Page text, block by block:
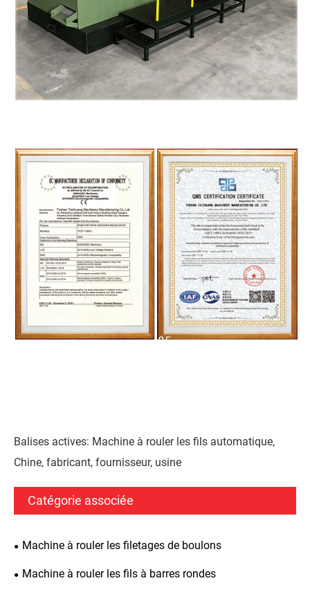
Balises actives: Machine à rouler les fils automatique,
Chine, fabricant, fournisseur, usine
Catégorie associée
Machine à rouler les filetages de boulons
Machine à rouler les fils à barres rondes